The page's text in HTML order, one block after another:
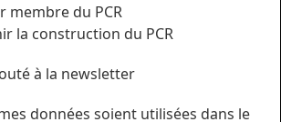
membre du PCR
la construction du PCR
à la newsletter
données soient utilisées dans le